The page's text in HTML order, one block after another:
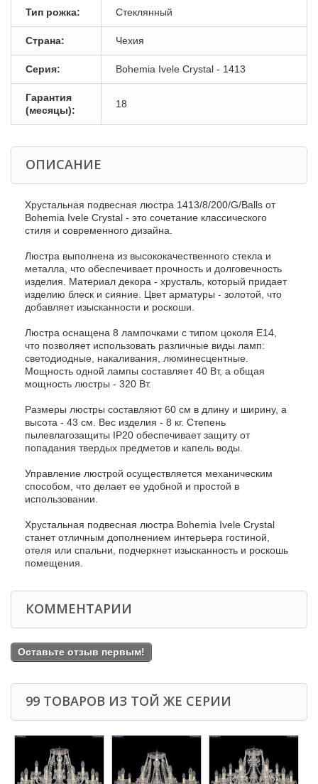
Тип рожка: Стеклянный
Страна: Чехия
Серия: Bohemia Ivele Crystal - 1413
Гарантия
(месяцы):
18
ОПИСАНИЕ
Хрустальная подвесная люстра 1413/8/200/G/Balls от
Bohemia Ivele Crystal - это сочетание классического
стиля и современного дизайна.
Люстра выполнена из высококачественного стекла и
металла, что обеспечивает прочность и долговечность
изделия. Материал декора - хрусталь, который придает
изделию блеск и сияние. Цвет арматуры - золотой, что
добавляет изысканности и роскоши.
Люстра оснащена 8 лампочками с типом цоколя E14,
что позволяет использовать различные виды ламп:
светодиодные, накаливания, люминесцентные.
Мощность одной лампы составляет 40 Вт, а общая
мощность люстры - 320 Вт.
Размеры люстры составляют 60 см в длину и ширину, а
высота - 43 см. Вес изделия - 8 кг. Степень
пылевлагозащиты IP20 обеспечивает защиту от
попадания твердых предметов и капель воды.
Управление люстрой осуществляется механическим
способом, что делает ее удобной и простой в
использовании.
Хрустальная подвесная люстра Bohemia Ivele Crystal
станет отличным дополнением интерьера гостиной,
отеля или спальни, подчеркнет изысканность и роскошь
помещения.
КОММЕНТАРИИ
Оставьте отзыв первым!
99 ТОВАРОВ ИЗ ТОЙ ЖЕ СЕРИИ